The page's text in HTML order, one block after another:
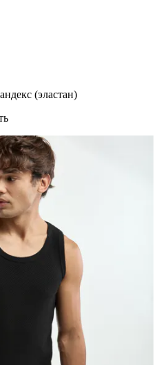
(эластан)